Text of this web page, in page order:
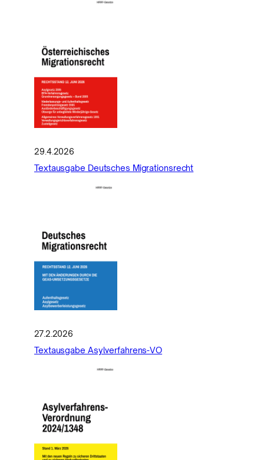
29.4.2026
Textausgabe Deutsches Migrationsrecht
27.2.2026
Textausgabe Asylverfahrens-VO